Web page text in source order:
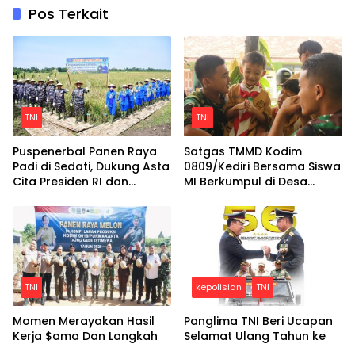
Pos Terkait
TNI
Puspenerbal Panen Raya
Padi di Sedati, Dukung Asta
Cita Presiden RI dan
Pangan Nasional
TNI
Satgas TMMD Kodim
0809/Kediri Bersama Siswa
MI Berkumpul di Desa
TNI
Momen Merayakan Hasil
Kerja $ama Dan Langkah
kepolisian TNI
Panglima TNI Beri Ucapan
Selamat Ulang Tahun ke